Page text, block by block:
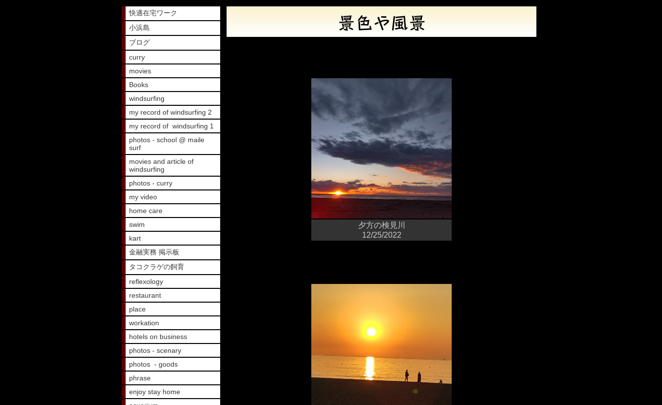
景色や風景
夕方の検見川
12/25/2022
快適在宅ワーク
小浜島
ブログ
curry
movies
Books
windsurfing
my record of windsurfing 2
my record of windsurfing 1
photos - school @ maile
surf
movies and article of
windsurfing
photos - curry
my video
home care
swim
kart
金融実務 掲示板
タコクラゲの飼育
reflexology
restaurant
place
workation
hotels on business
photos - scenary
photos - goods
phrase
enjoy stay home